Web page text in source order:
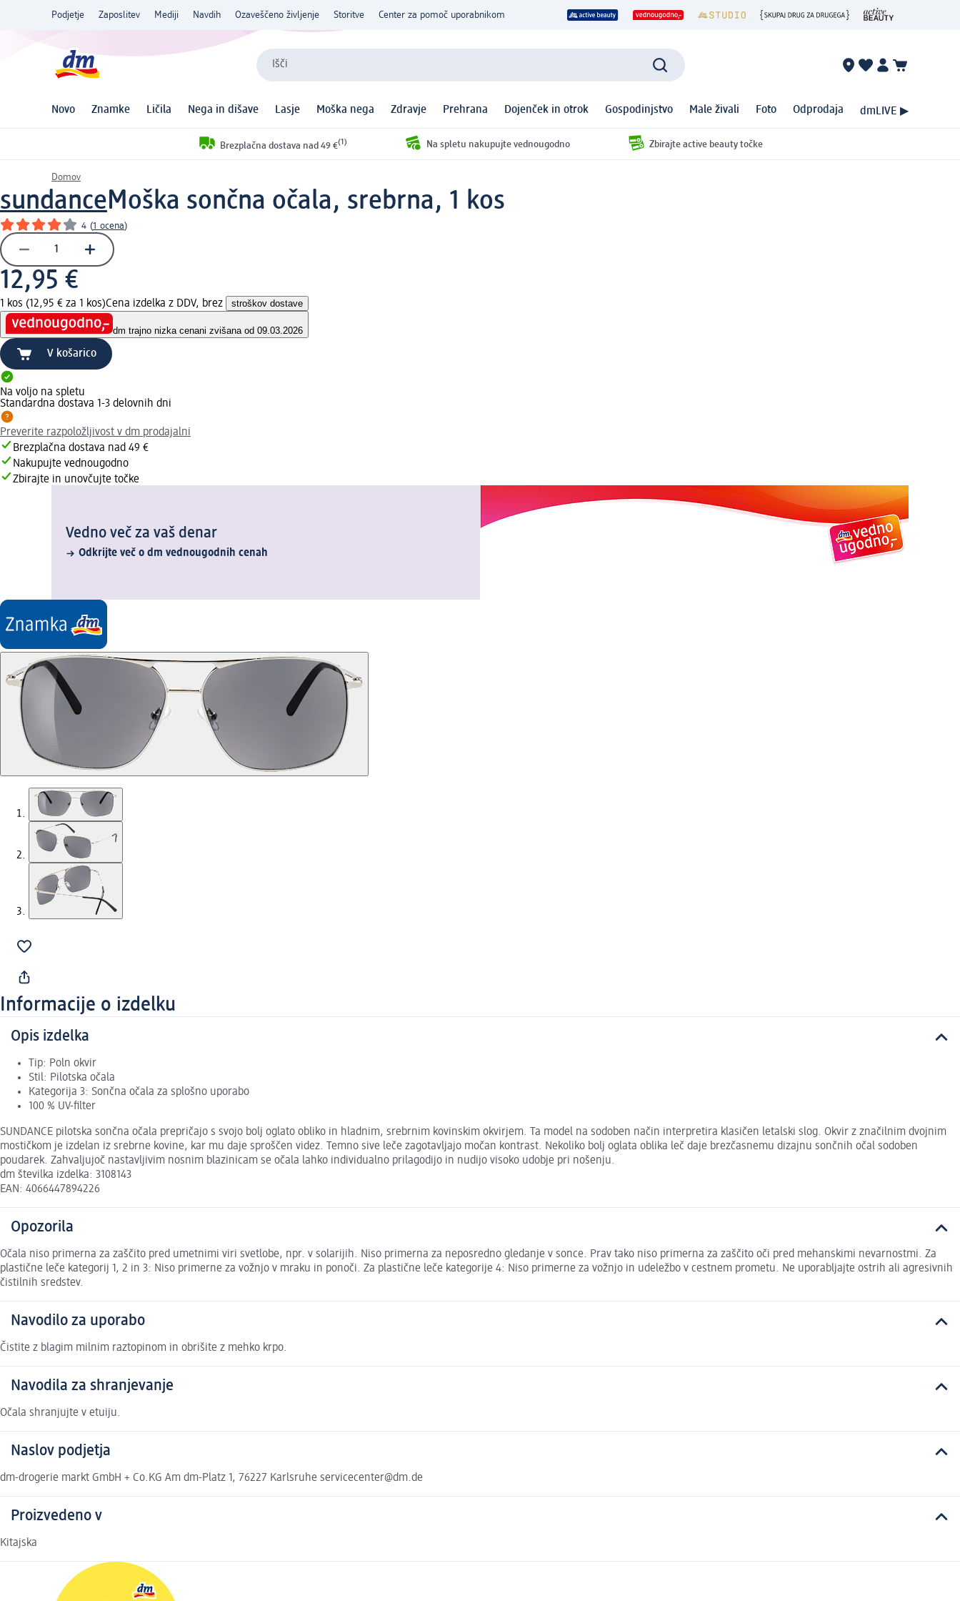
Podjetje Zaposlitev Mediji Navdih Ozaveščeno življenje Storitve Center za pomoč uporabnikom
Išči
Novo Znamke Ličila Nega in dišave Lasje Moška nega Zdravje Prehrana Dojenček in otrok Gospodinjstvo Male živali Foto Odprodaja dmLIVE ▶
Brezplačna dostava nad 49 €(1) Na spletu nakupujte vednougodno Zbirajte active beauty točke
Domov
sundanceMoška sončna očala, srebrna, 1 kos
4 (1 ocena)
12,95 €
1 kos (12,95 € za 1 kos)Cena izdelka z DDV, brez stroškov dostave
dm trajno nizka cenani zvišana od 09.03.2026
V košarico
Na voljo na spletu
Standardna dostava 1-3 delovnih dni
Preverite razpoložljivost v dm prodajalni
Brezplačna dostava nad 49 €
Nakupujte vednougodno
Zbirajte in unovčujte točke
Vedno več za vaš denar
Odkrijte več o dm vednougodnih cenah
Informacije o izdelku
Opis izdelka
Tip: Poln okvir
Stil: Pilotska očala
Kategorija 3: Sončna očala za splošno uporabo
100 % UV-filter
SUNDANCE pilotska sončna očala prepričajo s svojo bolj oglato obliko in hladnim, srebrnim kovinskim okvirjem. Ta model na sodoben način interpretira klasičen letalski slog. Okvir z značilnim dvojnim
mostičkom je izdelan iz srebrne kovine, kar mu daje sproščen videz. Temno sive leče zagotavljajo močan kontrast. Nekoliko bolj oglata oblika leč daje brezčasnemu dizajnu sončnih očal sodoben
poudarek. Zahvaljujoč nastavljivim nosnim blazinicam se očala lahko individualno prilagodijo in nudijo visoko udobje pri nošenju.
dm številka izdelka: 3108143
EAN: 4066447894226
Opozorila
Očala niso primerna za zaščito pred umetnimi viri svetlobe, npr. v solarijih. Niso primerna za neposredno gledanje v sonce. Prav tako niso primerna za zaščito oči pred mehanskimi nevarnostmi. Za
plastične leče kategorij 1, 2 in 3: Niso primerne za vožnjo v mraku in ponoči. Za plastične leče kategorije 4: Niso primerne za vožnjo in udeležbo v cestnem prometu. Ne uporabljajte ostrih ali agresivnih
čistilnih sredstev.
Navodilo za uporabo
Čistite z blagim milnim raztopinom in obrišite z mehko krpo.
Navodila za shranjevanje
Očala shranjujte v etuiju.
Naslov podjetja
dm-drogerie markt GmbH + Co.KG Am dm-Platz 1, 76227 Karlsruhe servicecenter@dm.de
Proizvedeno v
Kitajska